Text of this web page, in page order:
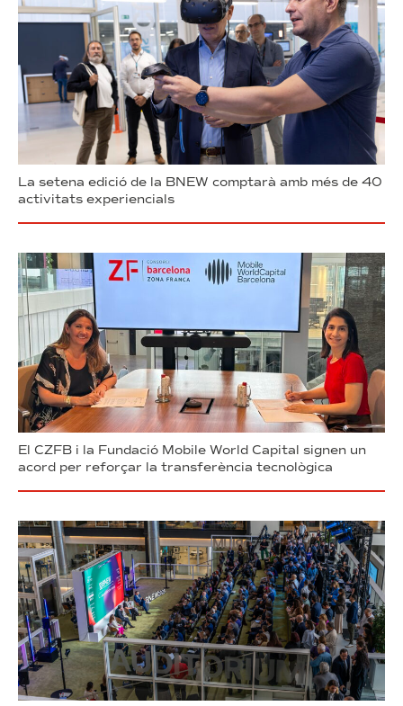
La setena edició de la BNEW comptarà amb més de 40
activitats experiencials
El CZFB i la Fundació Mobile World Capital signen un
acord per reforçar la transferència tecnològica